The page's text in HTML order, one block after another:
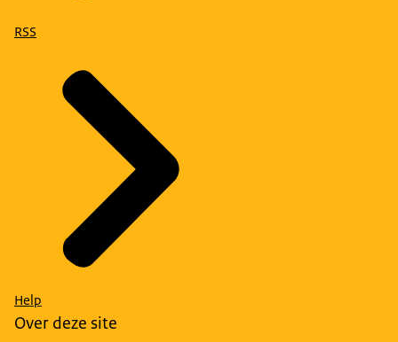
RSS
Help
Over deze site